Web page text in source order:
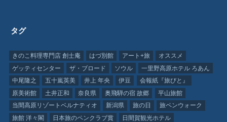
タグ
きのこ料理専門店 創士庵 はづ別館 アート+旅
オススメ
ゲッティセンター
ザ・ブロード ソウル
一里野高原ホテル ろあん
中尾隆之
五十嵐英美 井上 年央 伊豆
会報紙『旅びと』
原美術館
土井正和 奈良県 奥飛騨の宿 故郷
平山旅館
当間高原リゾートベルナティオ
新潟県 旅の日
旅ペンウォーク
旅館 洋々閣
日本旅のペンクラブ賞
日間賀観光ホテル